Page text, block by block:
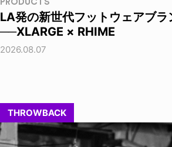
PRODUCTS
LA発の新世代フットウェアブラ
──XLARGE × RHIME
2026.08.07
THROWBACK